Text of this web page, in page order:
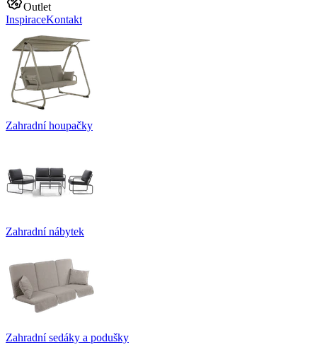
Outlet
InspiraceKontakt
Zahradní houpačky
Zahradní nábytek
Zahradní sedáky a podušky